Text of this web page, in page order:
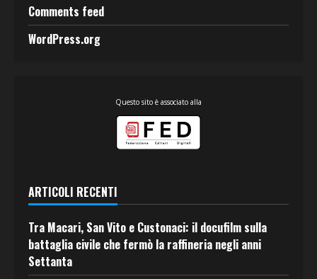
Comments feed
WordPress.org
Questo sito è associato alla
ARTICOLI RECENTI
Tra Macari, San Vito e Custonaci: il docufilm sulla
battaglia civile che fermò la raffineria negli anni
Settanta